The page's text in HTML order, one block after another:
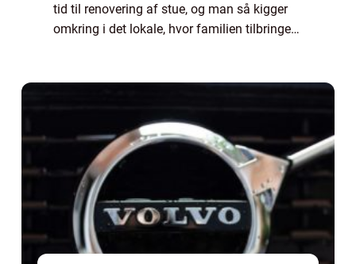
tid til renovering af stue, og man så kigger
omkring i det lokale, hvor familien tilbringer